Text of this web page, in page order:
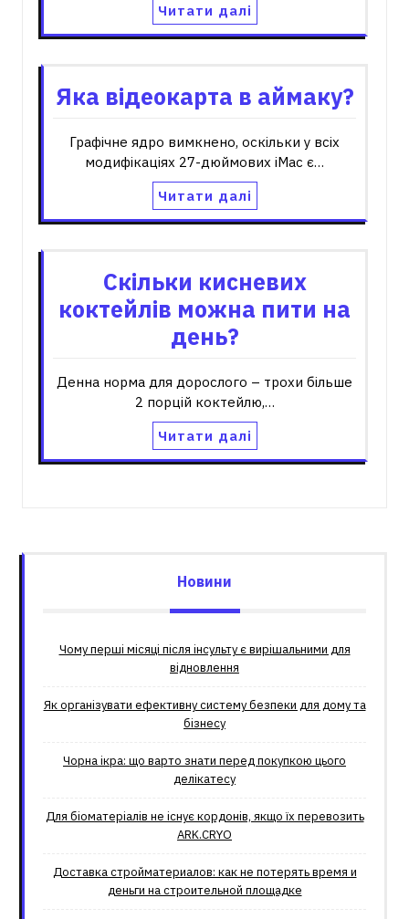
Читати далі
Яка відеокарта в аймаку?
Графічне ядро ​​вимкнено, оскільки у всіх
модифікаціях 27-дюймових iMac є…
Читати далі
Скільки кисневих
коктейлів можна пити на
день?
Денна норма для дорослого – трохи більше
2 порцій коктейлю,…
Читати далі
Новини
Чому перші місяці після інсульту є вирішальними для
відновлення
Як організувати ефективну систему безпеки для дому та
бізнесу
Чорна ікра: що варто знати перед покупкою цього
делікатесу
Для біоматеріалів не існує кордонів, якщо їх перевозить
ARK.CRYO
Доставка стройматериалов: как не потерять время и
деньги на строительной площадке